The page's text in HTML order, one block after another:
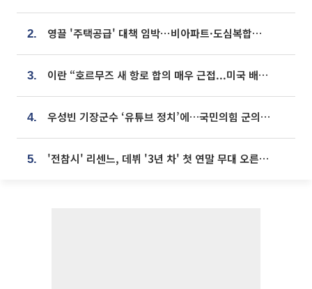
2. 영끌 '주택공급' 대책 임박⋯비아파트·도심복합까지 총동원
3. 이란 “호르무즈 새 항로 합의 매우 근접...미국 배상 먼저”
4. 우성빈 기장군수 ‘유튜브 정치’에…국민의힘 군의원들 집단 반발
5. '전참시' 리센느, 데뷔 '3년 차' 첫 연말 무대 오른다⋯"그동안 섭외 안 와"